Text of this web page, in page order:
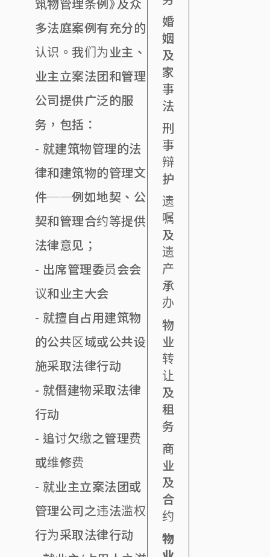
筑物管理条例》及众
多法庭案例有充分的
认识。我们为业主、
业主立案法团和管理
公司提供广泛的服
务，包括：
- 就建筑物管理的法
律和建筑物的管理文
件──例如地契、公
契和管理合约等提供
法律意见；
- 出席管理委员会会
议和业主大会
- 就擅自占用建筑物
的公共区域或公共设
施采取法律行动
- 就僭建物采取法律
行动
- 追讨欠缴之管理费
或维修费
- 就业主立案法团或
管理公司之违法滥权
行为采取法律行动
婚
姻
及
家
事
法
刑
事
辩
护
遗
嘱
及
遗
产
承
办
物
业
转
让
及
租
务
商
业
及
合
约
物